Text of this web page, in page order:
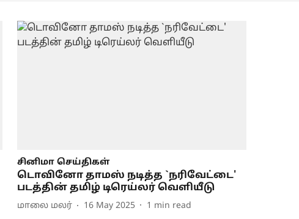
சினிமா செய்திகள்
டொவினோ தாமஸ் நடித்த `நரிவேட்டை'
படத்தின் தமிழ் டிரெய்லர் வெளியீடு
மாலை மலர் 16 May 2025 1 min read